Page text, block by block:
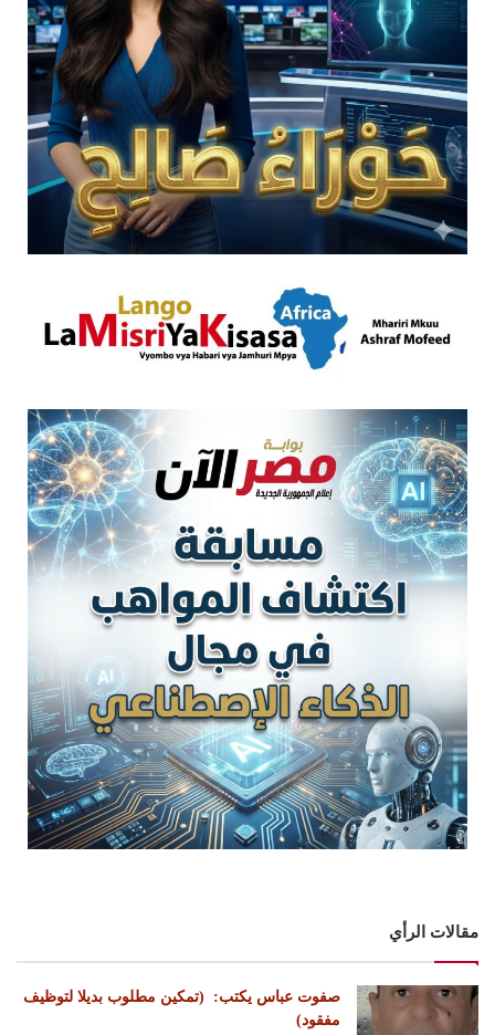
مقالات الرأي
‏صفوت عباس يكتب: ‏ ‏(تمكين مطلوب بديلا لتوظيف
مفقود)